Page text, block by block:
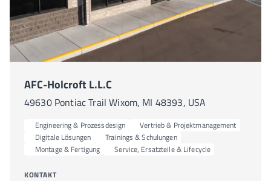
AFC-Holcroft L.L.C
49630 Pontiac Trail Wixom, MI 48393, USA
Engineering & Prozessdesign
Vertrieb & Projektmanagement
Digitale Lösungen
Trainings & Schulungen
Montage & Fertigung
Service, Ersatzteile & Lifecycle
KONTAKT